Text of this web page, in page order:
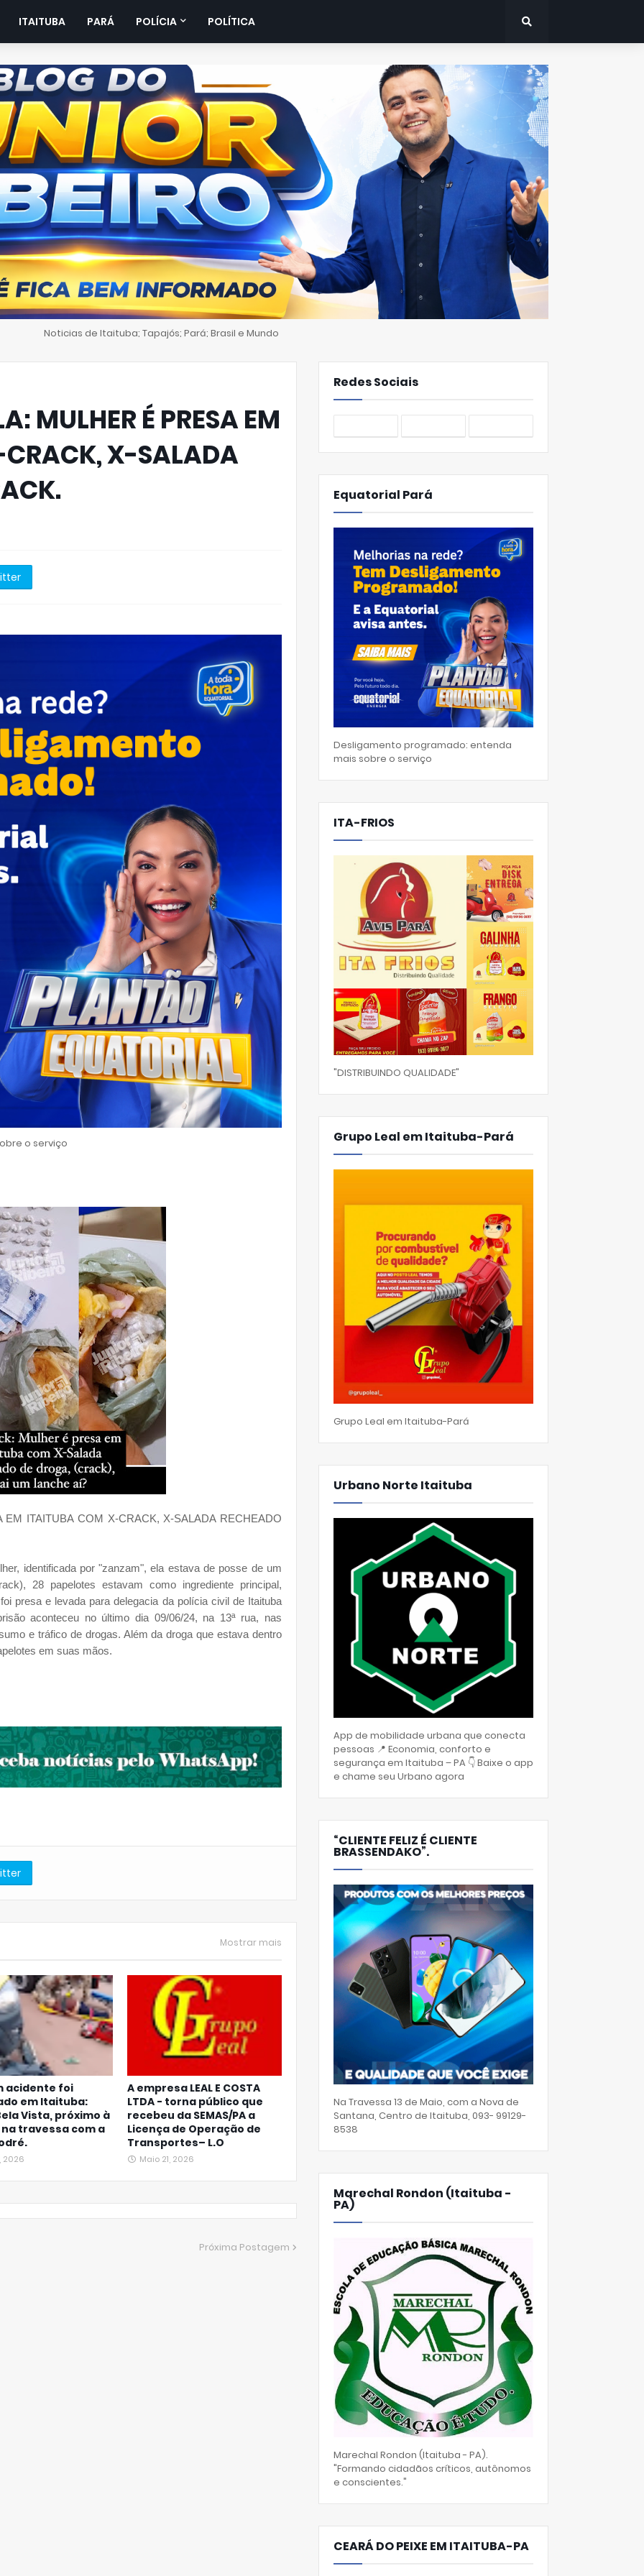
ITAITUBA PARÁ POLÍCIA POLÍTICA
Noticias de Itaituba; Tapajós; Pará; Brasil e Mundo
MULHER É PRESA EM
X-SALADA
o serviço
ITAITUBA COM X-CRACK, X-SALADA RECHEADO
identificada por "zanzam", ela estava de posse de um
28 papelotes estavam como ingrediente principal,
presa e levada para delegacia da polícia civil de Itaituba
aconteceu no último dia 09/06/24, na 13ª rua, nas
e tráfico de drogas. Além da droga que estava dentro
em suas mãos.
Mostrar mais
acidente foi
em Itaituba:
Vista, próximo à
na travessa com a
2026
A empresa LEAL E COSTA
LTDA - torna público que
recebeu da SEMAS/PA a
Licença de Operação de
Transportes– L.O
Maio 21, 2026
Próxima Postagem
Redes Sociais
Equatorial Pará
Desligamento programado: entenda
mais sobre o serviço
ITA-FRIOS
"DISTRIBUINDO QUALIDADE"
Grupo Leal em Itaituba-Pará
Grupo Leal em Itaituba-Pará
Urbano Norte Itaituba
App de mobilidade urbana que conecta
pessoas 📍 Economia, conforto e
segurança em Itaituba – PA 👇 Baixe o app
e chame seu Urbano agora
“CLIENTE FELIZ É CLIENTE
BRASSENDAKO”.
Na Travessa 13 de Maio, com a Nova de
Santana, Centro de Itaituba, 093- 99129-
8538
Marechal Rondon (Itaituba -
PA)
Marechal Rondon (Itaituba - PA).
"Formando cidadãos críticos, autônomos
e conscientes."
CEARÁ DO PEIXE EM ITAITUBA-PA